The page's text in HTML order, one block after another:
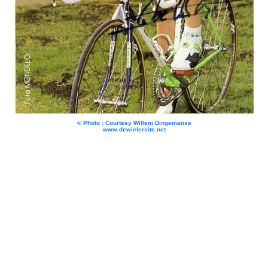
© Photo : Courtesy Willem Dingemanse
www.dewielersite.net